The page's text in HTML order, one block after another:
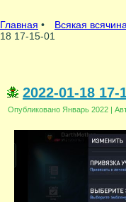
Главная • Всякая всячина
18 17-15-01
2022-01-18 17-
Опубликовано Январь 2022 |